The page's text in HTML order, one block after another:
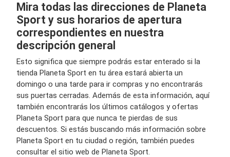
Mira todas las direcciones de Planeta
Sport y sus horarios de apertura
correspondientes en nuestra
descripción general
Esto significa que siempre podrás estar enterado si la
tienda Planeta Sport en tu área estará abierta un
domingo o una tarde para ir compras y no encontrarás
sus puertas cerradas. Además de esta información, aquí
también encontrarás los últimos catálogos y ofertas
Planeta Sport para que nunca te pierdas de sus
descuentos. Si estás buscando más información sobre
Planeta Sport en tu ciudad o región, también puedes
consultar el sitio web de Planeta Sport.